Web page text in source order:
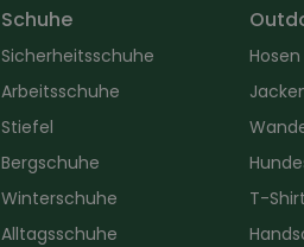
Schuhe
Sicherheitsschuhe
Arbeitsschuhe
Stiefel
Bergschuhe
Winterschuhe
Alltagsschuhe
Hosen
T-